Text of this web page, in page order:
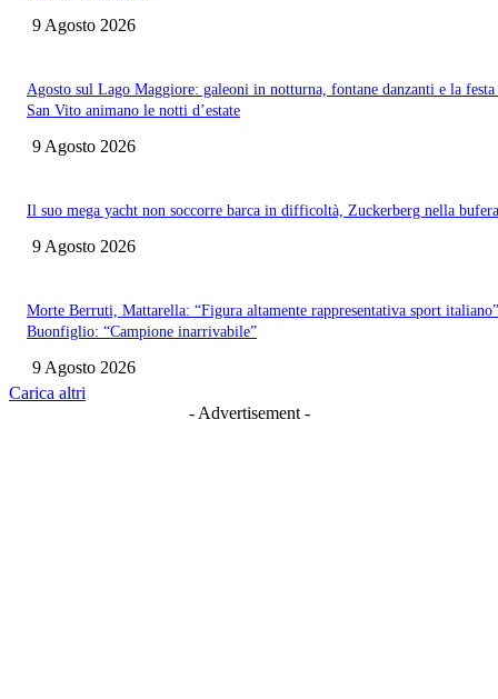
9 Agosto 2026
Agosto sul Lago Maggiore: galeoni in notturna, fontane danzanti e la
San Vito animano le notti d’estate
9 Agosto 2026
Il suo mega yacht non soccorre barca in difficoltà, Zuckerberg nella bufera
9 Agosto 2026
Morte Berruti, Mattarella: “Figura altamente rappresentativa sport
Buonfiglio: “Campione inarrivabile”
9 Agosto 2026
Carica altri
- Advertisement -